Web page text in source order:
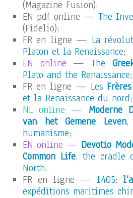
(Magazine Fusion);
EN pdf online —The
(Fidelio);
FR en ligne — La
Platon et la Renaissance;
EN online —The
Plato and the Renaissance;
FR en ligne — Les
et la Renaissance du nord;
NL online — Moderne
van het Gemene Leven,
humanisme;
EN online — Devotio
Common Life, the cradle
North;
FR en ligne — 1405:
expéditions maritimes